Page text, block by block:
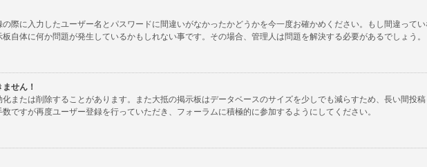
際に入力したユーザー名とパスワードに間違いがなかったかどうかを今一度お確かめください。もし間違って
自体に何か問題が発生しているかもしれない事です。その場合、管理人は問題を解決する必要があるでしょう。
せん！
または削除することがあります。また大抵の掲示板はデータベースのサイズを少しでも減らすため、長い間投
ですが再度ユーザー登録を行っていただき、フォーラムに積極的に参加するようにしてください。